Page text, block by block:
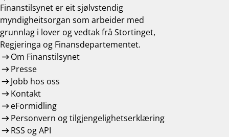
Finanstilsynet er eit sjølvstendig
myndigheitsorgan som arbeider med
grunnlag i lover og vedtak frå Stortinget,
Regjeringa og Finansdepartementet.
Om Finanstilsynet
Presse
Jobb hos oss
Kontakt
eFormidling
Personvern og tilgjengelighetserklæring
RSS og API